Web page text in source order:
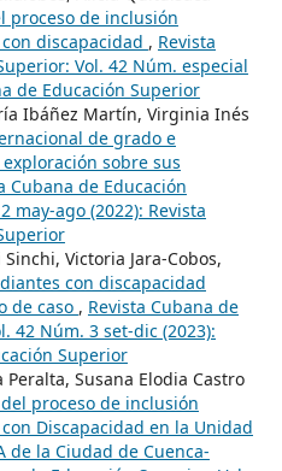
proceso de inclusión
discapacidad , Revista
Vol. 42 Núm. especial
de Educación Superior
Ibáñez Martín, Virginia Inés
de grado e
sobre sus
Cubana de Educación
may-ago (2022): Revista
Victoria Jara-Cobos,
con discapacidad
de caso , Revista Cubana de
42 Núm. 3 set-dic (2023):
Superior
Peralta, Susana Elodia Castro
proceso de inclusión
Discapacidad en la Unidad
de la Ciudad de Cuenca-